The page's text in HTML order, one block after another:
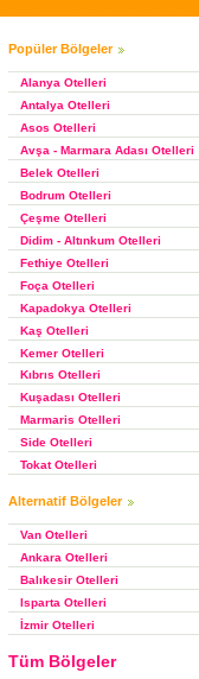
Popüler Bölgeler
Alanya Otelleri
Antalya Otelleri
Asos Otelleri
Avşa - Marmara Adası Otelleri
Belek Otelleri
Bodrum Otelleri
Çeşme Otelleri
Didim - Altınkum Otelleri
Fethiye Otelleri
Foça Otelleri
Kapadokya Otelleri
Kaş Otelleri
Kemer Otelleri
Kıbrıs Otelleri
Kuşadası Otelleri
Marmaris Otelleri
Side Otelleri
Tokat Otelleri
Alternatif Bölgeler
Van Otelleri
Ankara Otelleri
Balıkesir Otelleri
Isparta Otelleri
İzmir Otelleri
Tüm Bölgeler